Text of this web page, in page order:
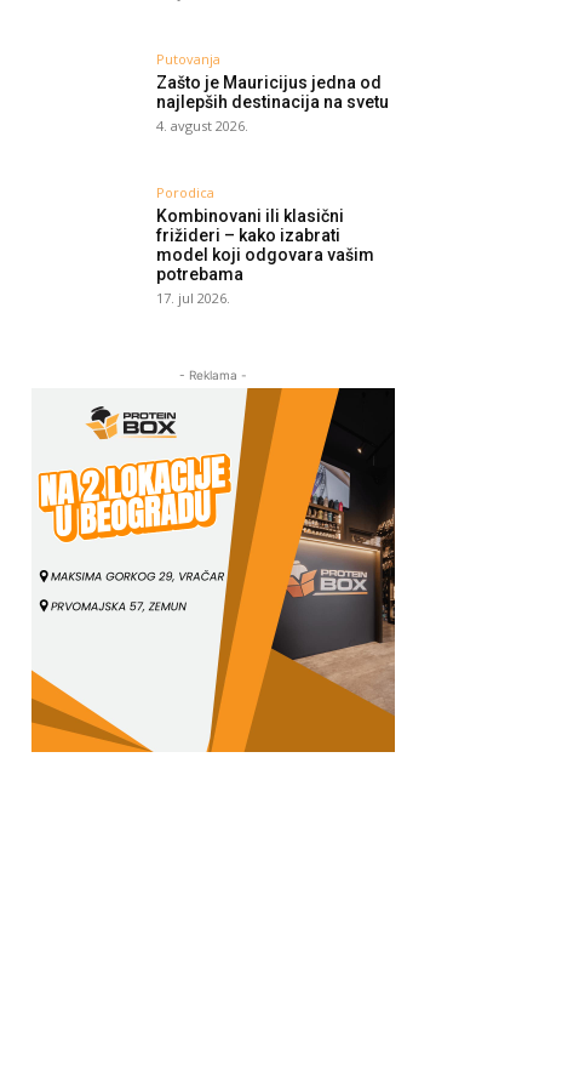
Putovanja
Zašto je Mauricijus jedna od
najlepših destinacija na svetu
4. avgust 2026.
Porodica
Kombinovani ili klasični
frižideri – kako izabrati
model koji odgovara vašim
potrebama
17. jul 2026.
- Reklama -